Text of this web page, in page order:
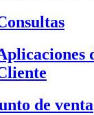
de venta